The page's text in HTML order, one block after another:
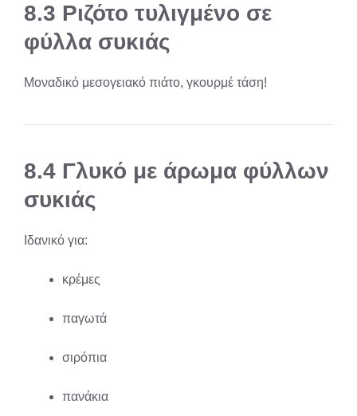
8.3 Ριζότο τυλιγμένο σε
φύλλα συκιάς
Μοναδικό μεσογειακό πιάτο, γκουρμέ τάση!
8.4 Γλυκό με άρωμα φύλλων
συκιάς
Ιδανικό για:
κρέμες
παγωτά
σιρόπια
πανάκια